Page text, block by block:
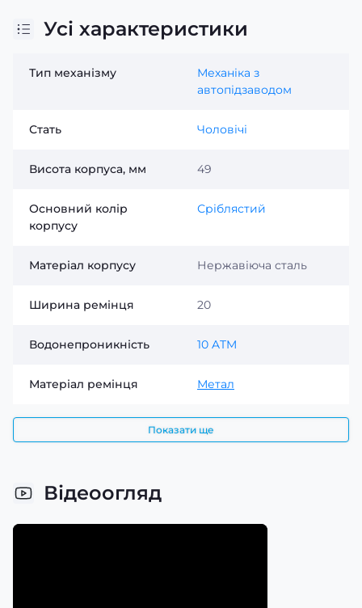
Усі характеристики
Тип механізму
Механіка з
автопідзаводом
Стать Чоловічі
Висота корпуса, мм 49
Основний колір
корпусу
Сріблястий
Матеріал корпусу Нержавіюча сталь
Ширина ремінця 20
Водонепроникність 10 ATM
Матеріал ремінця Метал
Показати ще
Відеоогляд